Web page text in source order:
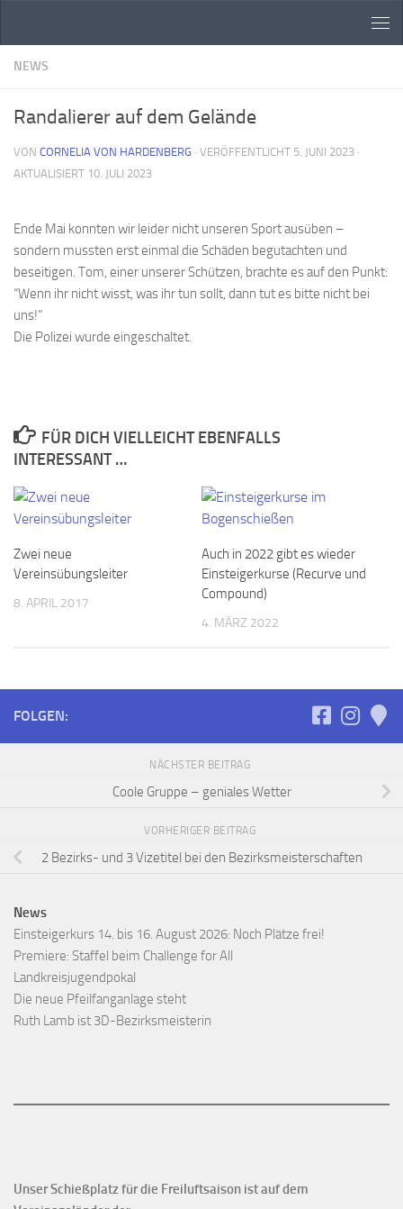
NEWS
Randalierer auf dem Gelände
VON CORNELIA VON HARDENBERG · VERÖFFENTLICHT 5. JUNI 2023 ·
AKTUALISIERT 10. JULI 2023
Ende Mai konnten wir leider nicht unseren Sport ausüben –
sondern mussten erst einmal die Schäden begutachten und
beseitigen. Tom, einer unserer Schützen, brachte es auf den Punkt:
“Wenn ihr nicht wisst, was ihr tun sollt, dann tut es bitte nicht bei
uns!”
Die Polizei wurde eingeschaltet.
FÜR DICH VIELLEICHT EBENFALLS
INTERESSANT …
Zwei neue
Vereinsübungsleiter
8. APRIL 2017
Auch in 2022 gibt es wieder
Einsteigerkurse (Recurve und
Compound)
4. MÄRZ 2022
FOLGEN:
NÄCHSTER BEITRAG
Coole Gruppe – geniales Wetter
VORHERIGER BEITRAG
2 Bezirks- und 3 Vizetitel bei den Bezirksmeisterschaften
News
Einsteigerkurs 14. bis 16. August 2026: Noch Plätze frei!
Premiere: Staffel beim Challenge for All
Landkreisjugendpokal
Die neue Pfeilfanganlage steht
Ruth Lamb ist 3D-Bezirksmeisterin
Unser Schießplatz für die Freiluftsaison ist auf dem